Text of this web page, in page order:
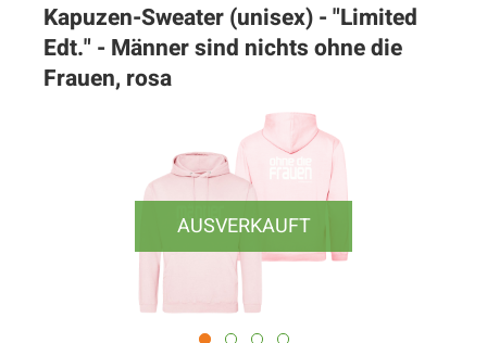
Kapuzen-Sweater (unisex) - "Limited
Edt." - Männer sind nichts ohne die
Frauen, rosa
AUSVERKAUFT